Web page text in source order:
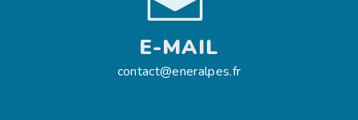
E-MAIL
contact@eneralpes.fr